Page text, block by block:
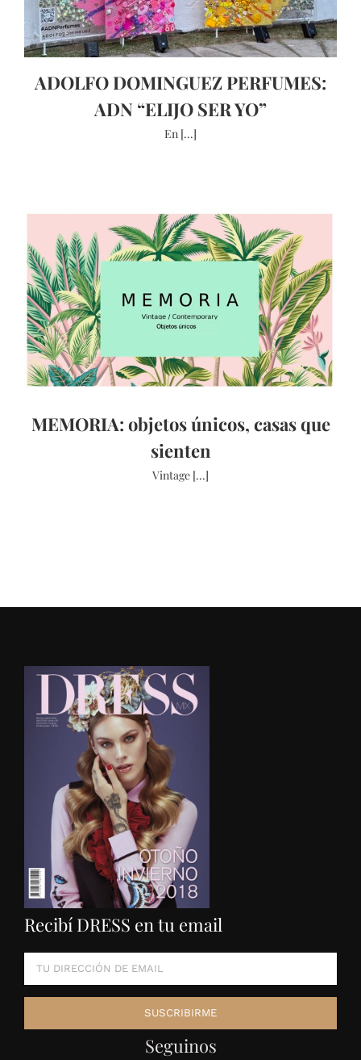
ADOLFO DOMINGUEZ PERFUMES:
ADN “ELIJO SER YO”
En [...]
MEMORIA: objetos únicos, casas que
sienten
Vintage [...]
Recibí DRESS en tu email
Seguinos